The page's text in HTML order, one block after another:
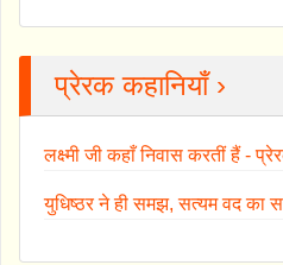
प्रेरक कहानियाँ ›
लक्ष्मी जी कहाँ निवास करतीं हैं -
युधिष्ठर ने ही समझ, सत्यम वद का